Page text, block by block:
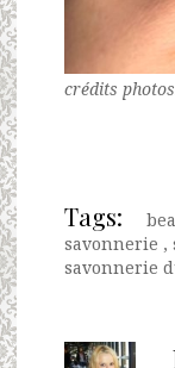
crédits
Tags:
savonnerie ,
savonnerie